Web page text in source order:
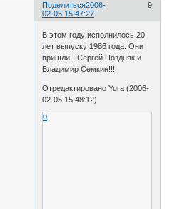
Поделиться 9
2006-
02-05 15:47:27
В этом году исполнилось 20
лет выпуску 1986 года. Они
пришли - Сергей Поздняк и
Владимир Семкин!!!
Отредактировано Yura (2006-
02-05 15:48:12)
0